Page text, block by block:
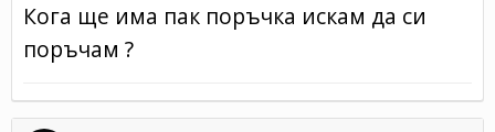
Кога ще има пак поръчка искам да си
поръчам ?